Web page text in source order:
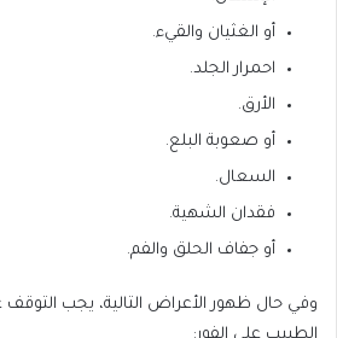
أو الغثيان والقيء.
احمرار الجلد.
الأرق.
أو صعوبة البلع.
السعال.
فقدان الشهية.
أو جفاف الحلق والفم.
وفي حال ظهور الأعراض التالية، يجب التوقف